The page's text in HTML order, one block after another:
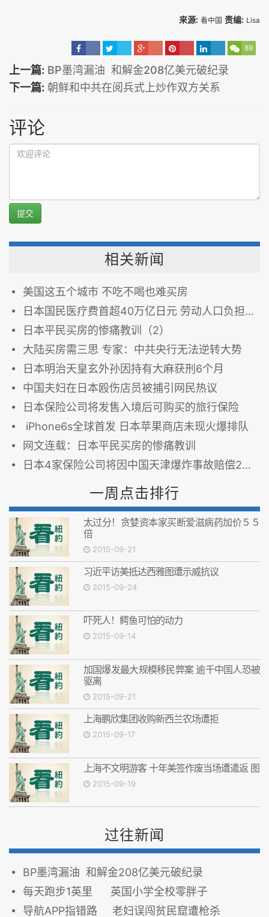
来源: 看中国 责编: Lisa
89
上一篇: BP墨湾漏油 和解金208亿美元破纪录
下一篇: 朝鲜和中共在阅兵式上炒作双方关系
评论
提交
相关新闻
美国这五个城市 不吃不喝也难买房
日本国民医疗费首超40万亿日元 劳动人口负担继续加重
日本平民买房的惨痛教训（2）
大陆买房需三思 专家：中共央行无法逆转大势
日本明治天皇玄外孙因持有大麻获刑6个月
中国夫妇在日本殴伤店员被捕引网民热议
日本保险公司将发售入境后可购买的旅行保险
iPhone6s全球首发 日本苹果商店未现火爆排队
网文连载：日本平民买房的惨痛教训
日本4家保险公司将因中国天津爆炸事故赔偿200亿日元
一周点击排行
太过分！贪婪资本家买断爱滋病药加价５５
倍
2015-09-21
习近平访美抵达西雅图遭示威抗议
2015-09-24
吓死人！鳄鱼可怕的动力
2015-09-14
加国爆发最大规模移民弊案 逾千中国人恐被
驱离
2015-09-21
上海鹏欣集团收购新西兰农场遭拒
2015-09-17
上海不文明游客 十年美签作废当场遭遣返 图
2015-09-19
过往新闻
BP墨湾漏油 和解金208亿美元破纪录
每天跑步1英里 英国小学全校零胖子
导航APP指错路 老妇误闯贫民窟遭枪杀